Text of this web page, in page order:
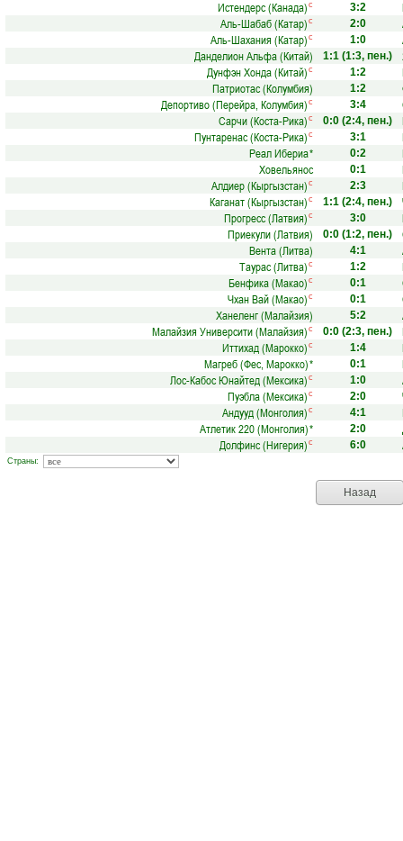
Истендерс (Канада) с 3:2
Аль-Шабаб (Катар) с 2:0
Аль-Шахания (Катар) с 1:0
Данделион Альфа (Китай)
1:1 (1:3, пен.)
Дунфэн Хонда (Китай) с 1:2
Патриотас (Колумбия)
1:2
Депортиво (Перейра, Колумбия) с 3:4
Сарчи (Коста-Рика) с 0:0 (2:4, пен.)
Пунтаренас (Коста-Рика) с 3:1
Реал Ибериа* 0:2
Ховельянос
0:1
Алдиер (Кыргызстан) с 2:3
Каганат (Кыргызстан) с 1:1 (2:4, пен.)
Прогресс (Латвия) с 3:0
Приекули (Латвия)
0:0 (1:2, пен.)
Вента (Литва)
4:1
Таурас (Литва) с 1:2
Бенфика (Макао) с 0:1
Чхан Вай (Макао) с 0:1
Ханеленг (Малайзия)
5:2
Малайзия Университи (Малайзия) с 0:0 (2:3, пен.)
Иттихад (Марокко) с 1:4
Магреб (Фес, Марокко)* 0:1
Лос-Кабос Юнайтед (Мексика) с 1:0
Пуэбла (Мексика) с 2:0
Андууд (Монголия) с 4:1
Атлетик 220 (Монголия)* 2:0
Долфинс (Нигерия) с 6:0
Страны:
Назад